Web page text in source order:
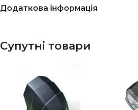
Додаткова інформація
Супутні товари